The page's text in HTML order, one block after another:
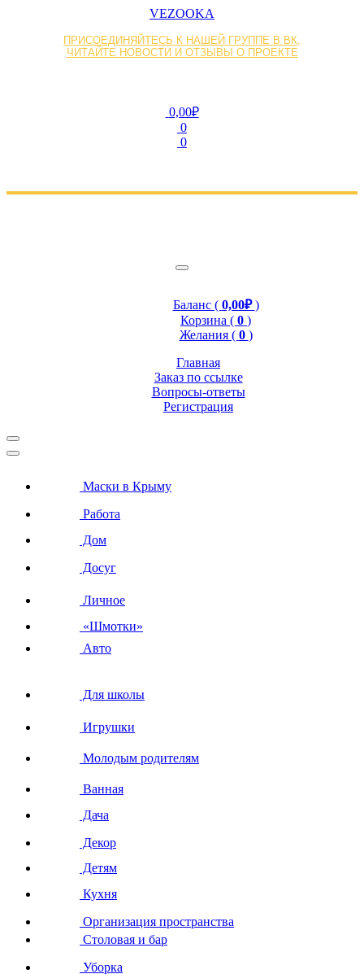
VEZOOKA
ПРИСОЕДИНЯЙТЕСЬ К НАШЕЙ ГРУППЕ В ВК,
ЧИТАЙТЕ НОВОСТИ И ОТЗЫВЫ О ПРОЕКТЕ
0,00₽
0
0
Баланс ( 0,00₽)
Корзина ( 0 )
Желания ( 0 )
Главная
Заказ по ссылке
Вопросы-ответы
Регистрация
Маски в Крыму
Работа
Дом
Досуг
Личное
«Шмотки»
Авто
Для школы
Игрушки
Молодым родителям
Ванная
Дача
Декор
Детям
Кухня
Организация пространства
Столовая и бар
Уборка